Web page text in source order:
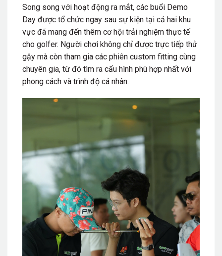
Song song với hoạt động ra mắt, các buổi Demo
Day được tổ chức ngay sau sự kiện tại cả hai khu
vực đã mang đến thêm cơ hội trải nghiệm thực tế
cho golfer. Người chơi không chỉ được trực tiếp thử
gậy mà còn tham gia các phiên custom fitting cùng
chuyên gia, từ đó tìm ra cấu hình phù hợp nhất với
phong cách và trình độ cá nhân.